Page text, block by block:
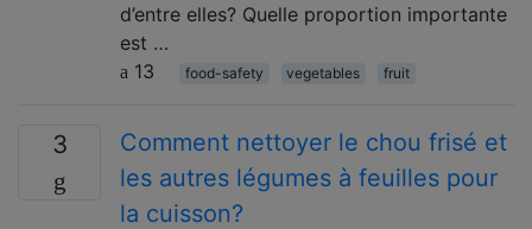
d’entre elles? Quelle proportion importante
est …
13
food-safety vegetables fruit
3
Comment nettoyer le chou frisé et
les autres légumes à feuilles pour
la cuisson?